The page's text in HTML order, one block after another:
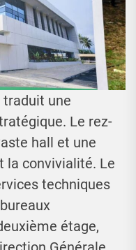
traduit une
Le rez-
hall et une
la convivialité. Le
techniques
étage,